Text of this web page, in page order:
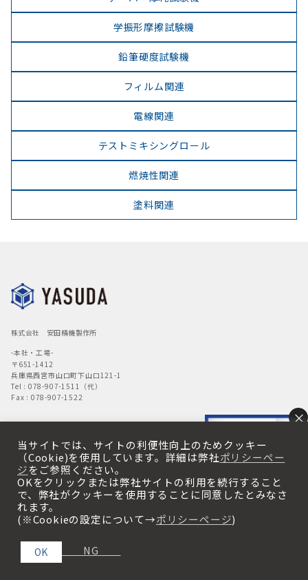
学振形摩擦試験機
鉛筆硬度試験機
フィルム関連
電線関連
テストミキシングロール
燃焼性関連
塗料関連
株式会社 安田精機製作所
-本社・工場-
〒651-1412
兵庫県西宮市山口町下山口121-1
Tel : 078-907-1511（代）
Fax : 078-907-1522
〒175-0092
東京都板橋区赤塚6丁目6-32
サニーヒルズ下赤塚1階
Tel : 03-5967-1460
Fax : 03-5967-1461
製品を探す
番号順一覧
お客様の声
当サイトでは、サイトの利便性向上のためクッキー
（Cookie)を使用しています。詳細は弊社ポリシーペー
ジをご参照ください。
OKをクリックまたは弊社サイトの利用を続行すること
で、弊社がクッキーを使用することに同意したとみなさ
れます。
(※Cookieの設定について→ポリシーページ)
OK NG
×